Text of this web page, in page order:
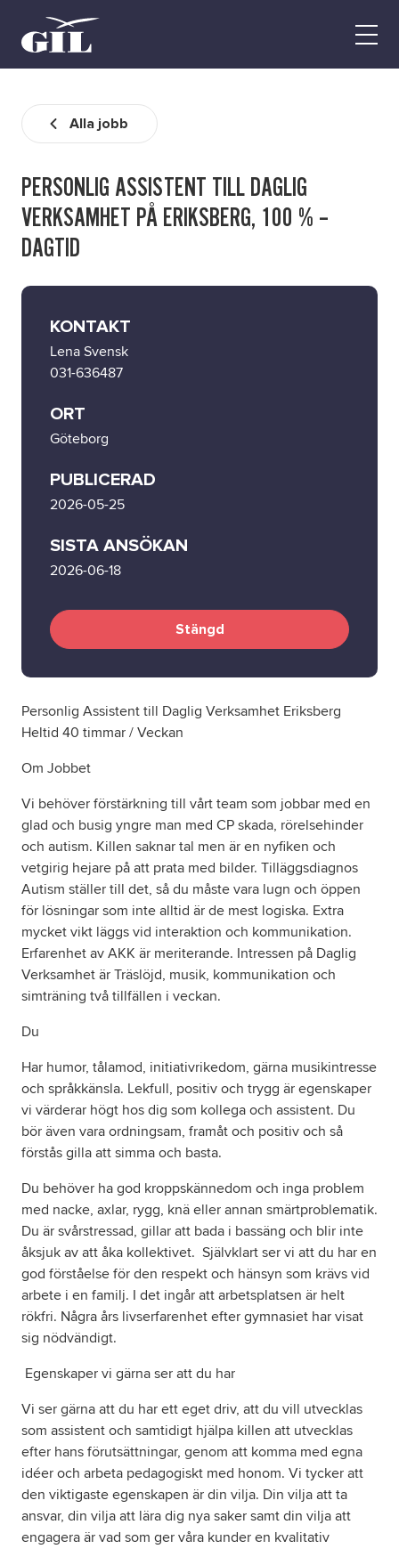
assistans
Open
Utbildningar & Event
Jobb
Min sida
Kontakt
Om oss
Ordlista
Tillgänglighetsredogörelse
Alla jobb
PERSONLIG ASSISTENT TILL DAGLIG
VERKSAMHET PÅ ERIKSBERG, 100 % –
DAGTID
KONTAKT
Lena Svensk
031-636487
ORT
Göteborg
PUBLICERAD
2026-05-25
SISTA ANSÖKAN
2026-06-18
Stängd
Personlig Assistent till Daglig Verksamhet Eriksberg
Heltid 40 timmar / Veckan
Om Jobbet
Vi behöver förstärkning till vårt team som jobbar med en
glad och busig yngre man med CP skada, rörelsehinder
och autism. Killen saknar tal men är en nyfiken och
vetgirig hejare på att prata med bilder. Tilläggsdiagnos
Autism ställer till det, så du måste vara lugn och öppen
för lösningar som inte alltid är de mest logiska. Extra
mycket vikt läggs vid interaktion och kommunikation.
Erfarenhet av AKK är meriterande. Intressen på Daglig
Verksamhet är Träslöjd, musik, kommunikation och
simträning två tillfällen i veckan.
Du
Har humor, tålamod, initiativrikedom, gärna musikintresse
och språkkänsla. Lekfull, positiv och trygg är egenskaper
vi värderar högt hos dig som kollega och assistent. Du
bör även vara ordningsam, framåt och positiv och så
förstås gilla att simma och basta.
Du behöver ha god kroppskännedom och inga problem
med nacke, axlar, rygg, knä eller annan smärtproblematik.
Du är svårstressad, gillar att bada i bassäng och blir inte
åksjuk av att åka kollektivet. Självklart ser vi att du har en
god förståelse för den respekt och hänsyn som krävs vid
arbete i en familj. I det ingår att arbetsplatsen är helt
rökfri. Några års livserfarenhet efter gymnasiet har visat
sig nödvändigt.
Egenskaper vi gärna ser att du har
Vi ser gärna att du har ett eget driv, att du vill utvecklas
som assistent och samtidigt hjälpa killen att utvecklas
efter hans förutsättningar, genom att komma med egna
idéer och arbeta pedagogiskt med honom. Vi tycker att
den viktigaste egenskapen är din vilja. Din vilja att ta
ansvar, din vilja att lära dig nya saker samt din vilja att
engagera är vad som ger våra kunder en kvalitativ